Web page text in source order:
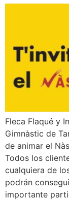
Fleca Flaqué y
Gimnàstic de
de animar el
Todos los
cualquiera de
podrán
importante